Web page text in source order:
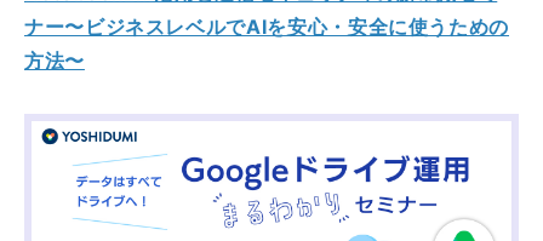
ナー〜ビジネスレベルでAIを安心・安全に使うための
方法〜